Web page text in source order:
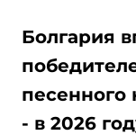
Болгария
песенного
- в 2026